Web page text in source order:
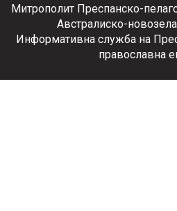
Митрополит Преспанско-
Австралиско-
Информативна служба на
православна